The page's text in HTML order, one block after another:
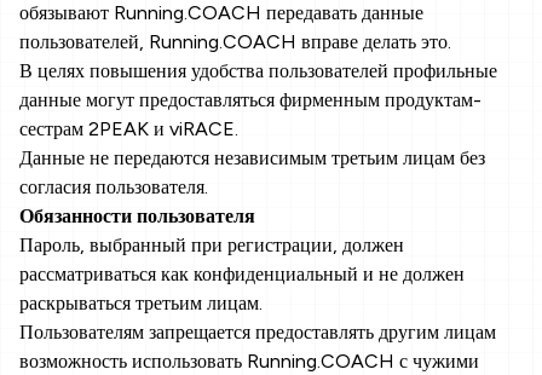
обязывают Running.COACH передавать данные
пользователей, Running.COACH вправе делать это.
В целях повышения удобства пользователей профильные
данные могут предоставляться фирменным продуктам-
сестрам 2PEAK и viRACE.
Данные не передаются независимым третьим лицам без
согласия пользователя.
Обязанности пользователя
Пароль, выбранный при регистрации, должен
рассматриваться как конфиденциальный и не должен
раскрываться третьим лицам.
Пользователям запрещается предоставлять другим лицам
возможность использовать Running.COACH с чужими